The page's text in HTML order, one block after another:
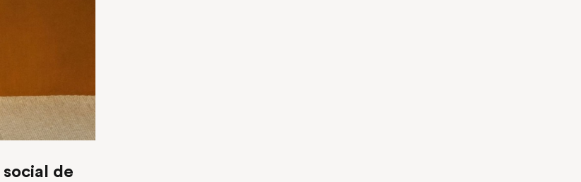
de